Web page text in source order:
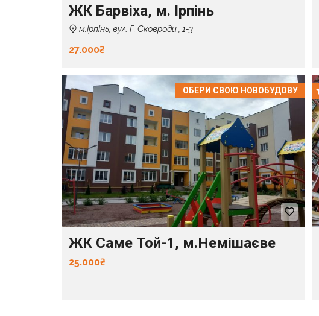
ЖК Барвіха, м. Ірпінь
м.Ірпінь, вул. Г. Сковроди , 1-3
27.000₴
ОБЕРИ СВОЮ НОВОБУДОВУ
ЖК Саме Той-1, м.Немішаєве
25.000₴